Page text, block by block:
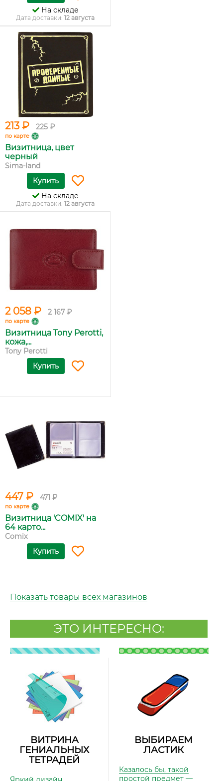
На складе
Дата доставки: 12 августа
213 ₽ 225 ₽
по карте
Визитница, цвет
черный
Sima-land
Купить
На складе
Дата доставки: 12 августа
2 058 ₽ 2 167 ₽
по карте
Визитница Tony Perotti,
кожа,...
Tony Perotti
Купить
447 ₽ 471 ₽
по карте
Визитница 'COMIX' на
64 карто...
Comix
Купить
Показать товары всех магазинов
ЭТО ИНТЕРЕСНО:
ВИТРИНА
ГЕНИАЛЬНЫХ
ТЕТРАДЕЙ
ВЫБИРАЕМ
ЛАСТИК
Казалось бы, такой
простой предмет —